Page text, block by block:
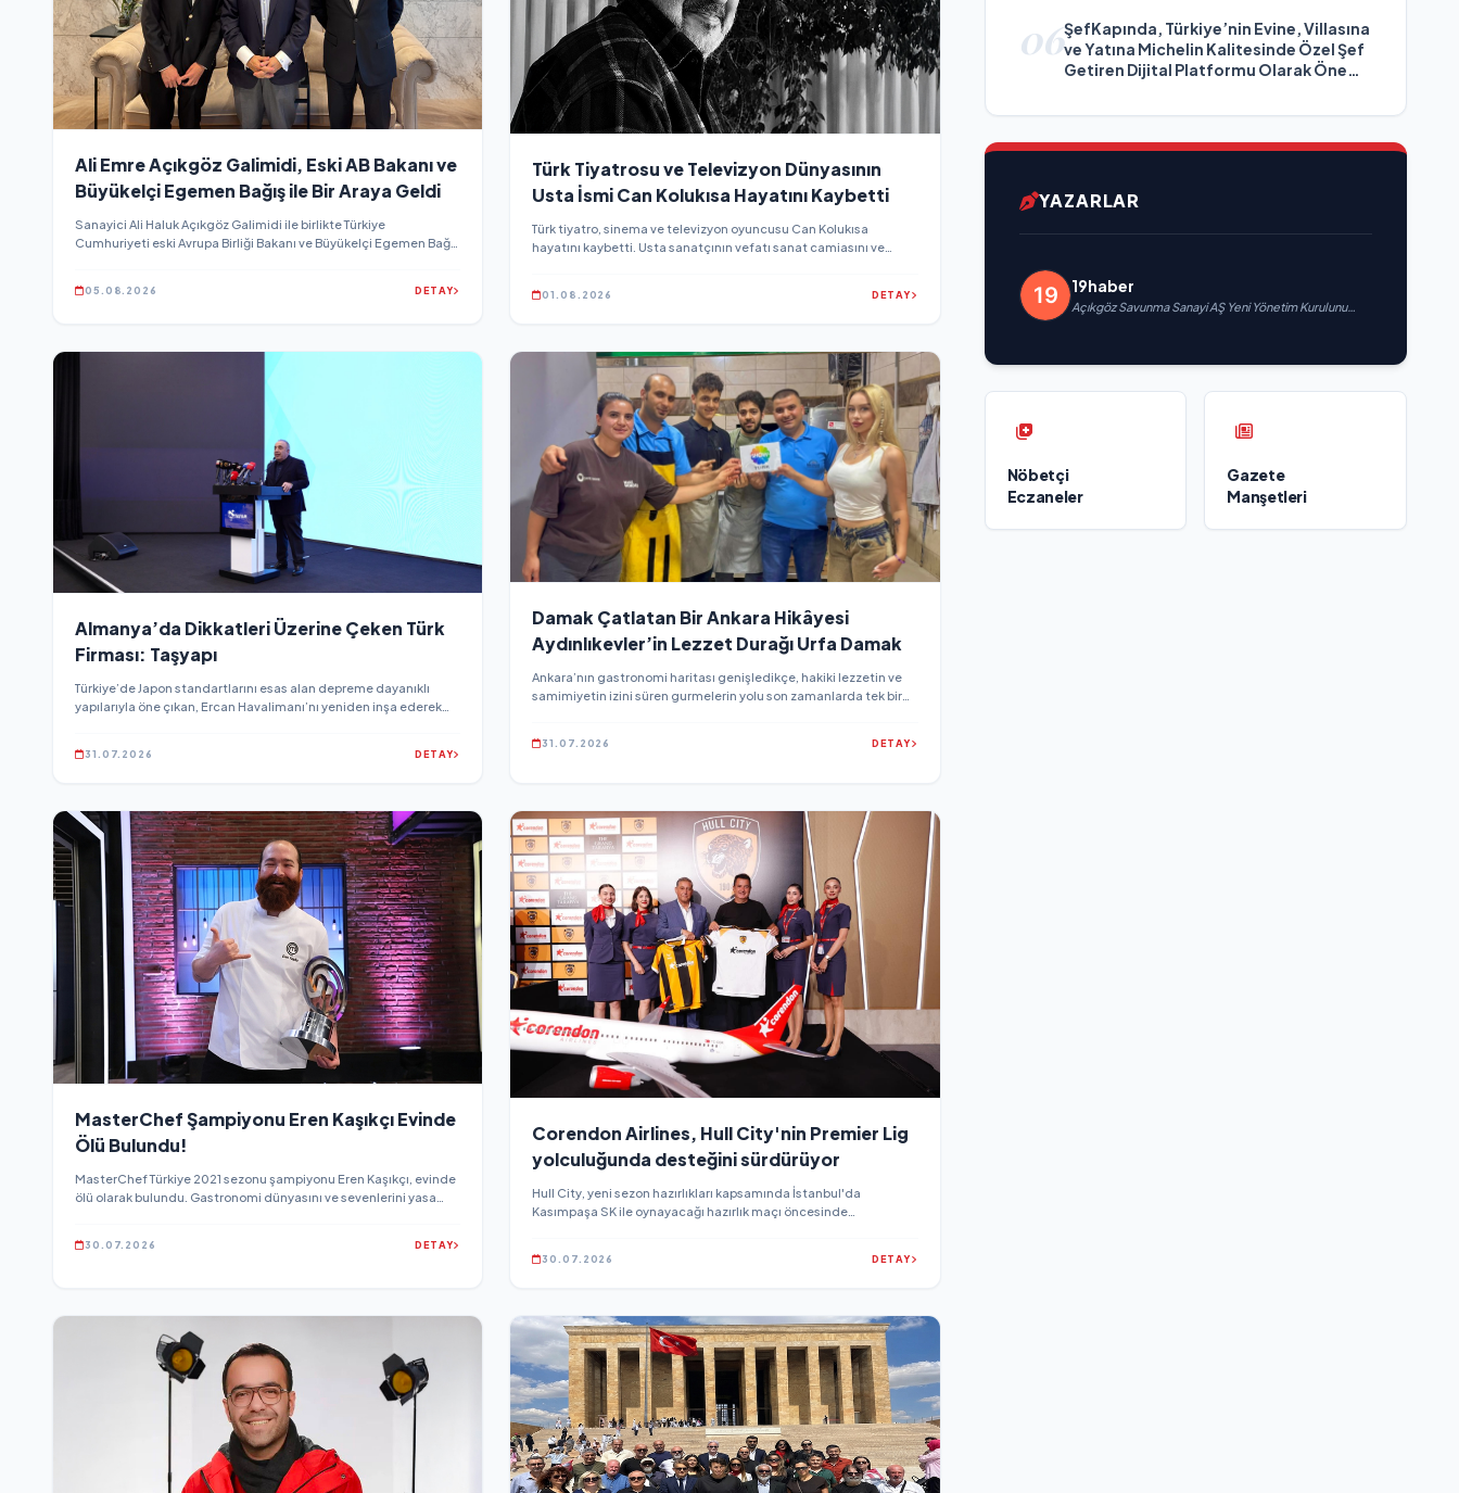
Ali Emre Açıkgöz Galimidi, Eski AB Bakanı ve
Büyükelçi Egemen Bağış ile Bir Araya Geldi
Sanayici Ali Haluk Açıkgöz Galimidi ile birlikte Türkiye
Cumhuriyeti eski Avrupa Birliği Bakanı ve Büyükelçi Egemen Bağış
değerlendirmelerde bulundu. Görüşmede küresel gelişmeler,
05.08.2026 DETAY
Türk Tiyatrosu ve Televizyon Dünyasının
Usta İsmi Can Kolukısa Hayatını Kaybetti
Türk tiyatro, sinema ve televizyon oyuncusu Can Kolukısa
hayatını kaybetti. Usta sanatçının vefatı sanat camiasını ve
01.08.2026 DETAY
Almanya’da Dikkatleri Üzerine Çeken Türk
Firması: Taşyapı
Türkiye’de Japon standartlarını esas alan depreme dayanıklı
yapılarıyla öne çıkan, Ercan Havalimanı’nı yeniden inşa ederek
...
31.07.2026 DETAY
Damak Çatlatan Bir Ankara Hikâyesi
Aydınlıkevler’in Lezzet Durağı Urfa Damak
Ankara’nın gastronomi haritası genişledikçe, hakiki lezzetin ve
samimiyetin izini süren gurmelerin yolu son zamanlarda tek bir
31.07.2026 DETAY
MasterChef Şampiyonu Eren Kaşıkçı Evinde
Ölü Bulundu!
MasterChef Türkiye 2021 sezonu şampiyonu Eren Kaşıkçı, evinde
ölü olarak bulundu. Gastronomi dünyasını ve sevenlerini yasa
30.07.2026 DETAY
Corendon Airlines, Hull City'nin Premier Lig
yolculuğunda desteğini sürdürüyor
Hull City, yeni sezon hazırlıkları kapsamında İstanbul'da
Kasımpaşa SK ile oynayacağı hazırlık maçı öncesinde
30.07.2026 DETAY
06ŞefKapında, Türkiye’nin Evine, Villasına
ve Yatına Michelin Kalitesinde Özel Şef
Getiren Dijital Platformu Olarak Öne
YAZARLAR
19haber
Açıkgöz Savunma Sanayi AŞ Yeni Yönetim Kurulunu
Nöbetçi
Eczaneler
Gazete
Manşetleri